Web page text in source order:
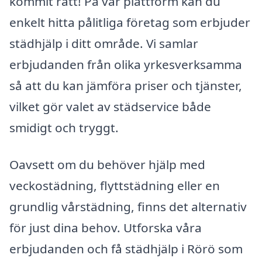
enkelt hitta pålitliga företag som erbjuder
städhjälp i ditt område. Vi samlar
erbjudanden från olika yrkesverksamma
så att du kan jämföra priser och tjänster,
vilket gör valet av städservice både
smidigt och tryggt.
Oavsett om du behöver hjälp med
veckostädning, flyttstädning eller en
grundlig vårstädning, finns det alternativ
för just dina behov. Utforska våra
erbjudanden och få städhjälp i Rörö som